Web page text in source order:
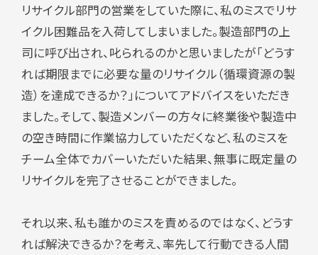
リサイクル部門の営業をしていた際に、私のミスでリサ
イクル困難品を入荷してしまいました。製造部門の上
司に呼び出され、叱られるのかと思いましたが「どうす
れば期限までに必要な量のリサイクル（循環資源の製
造）を達成できるか？」についてアドバイスをいただき
ました。そして、製造メンバーの方々に終業後や製造中
の空き時間に作業協力していただくなど、私のミスを
チーム全体でカバーいただいた結果、無事に既定量の
リサイクルを完了させることができました。
それ以来、私も誰かのミスを責めるのではなく、どうす
れば解決できるか？を考え、率先して行動できる人間